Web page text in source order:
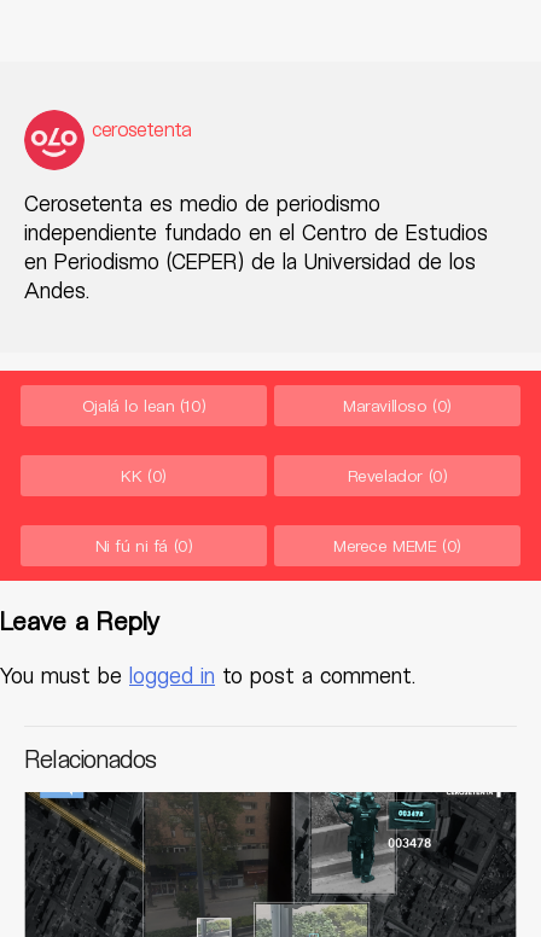
cerosetenta
Cerosetenta es medio de periodismo
independiente fundado en el Centro de Estudios
en Periodismo (CEPER) de la Universidad de los
Andes.
Ojalá lo lean (10) Maravilloso (0)
KK (0) Revelador (0)
Ni fú ni fá (0) Merece MEME (0)
Leave a Reply
You must be logged in to post a comment.
Relacionados